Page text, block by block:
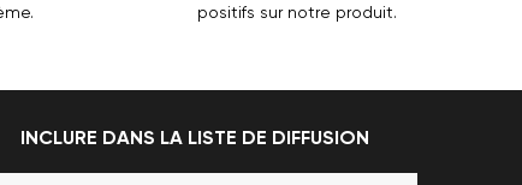
positifs sur notre produit.
INCLURE DANS LA LISTE DE DIFFUSION